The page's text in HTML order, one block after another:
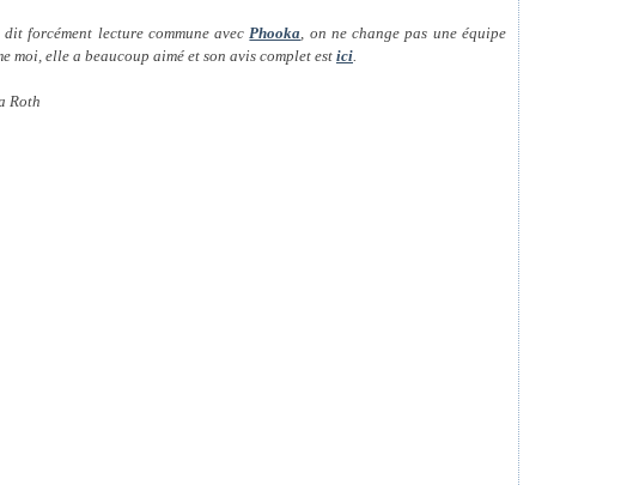
forcément lecture commune avecPhooka, on ne change pas une équipe
moi, elle a beaucoup aimé et son avis complet est ici.
Roth